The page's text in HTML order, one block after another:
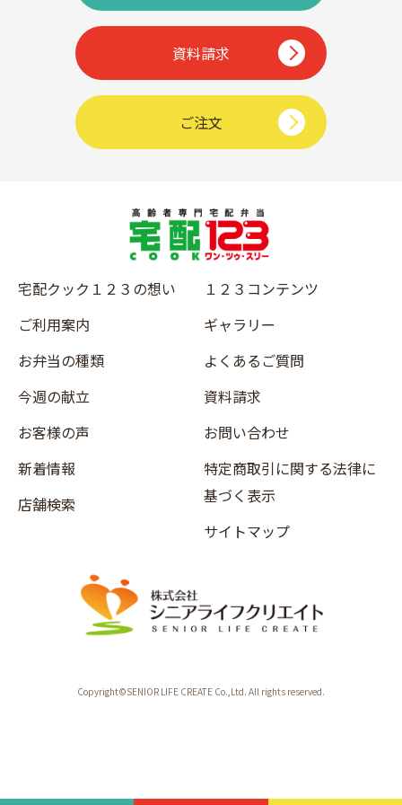
資料請求
ご注文
宅配クック１２３の想い
ご利用案内
お弁当の種類
今週の献立
お客様の声
新着情報
店舗検索
１２３コンテンツ
ギャラリー
よくあるご質問
資料請求
お問い合わせ
特定商取引に関する法律に
基づく表示
サイトマップ
Copyright©SENIOR LIFE CREATE Co.,Ltd. All rights reserved.